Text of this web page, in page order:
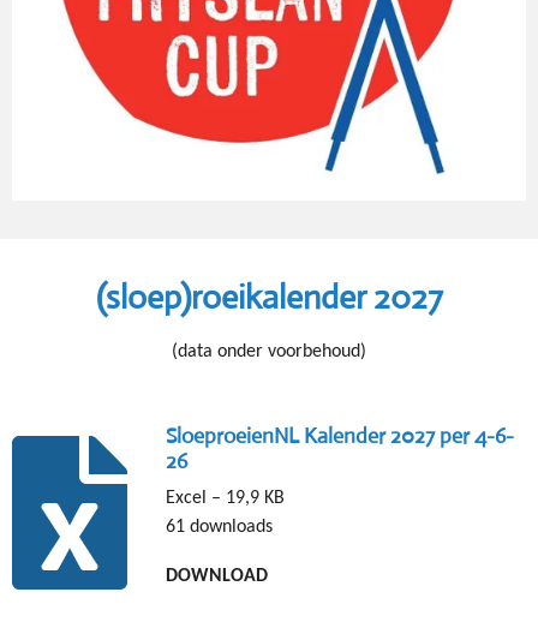
(sloep)roeikalender 2027
(data onder voorbehoud)
SloeproeienNL Kalender 2027 per 4-6-
26
Excel – 19,9 KB
61 downloads
DOWNLOAD